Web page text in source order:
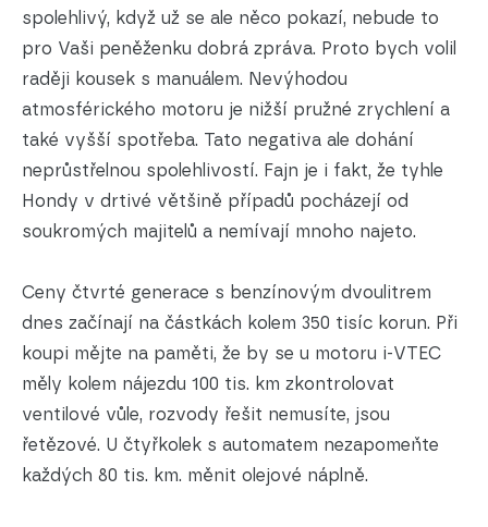
spolehlivý, když už se ale něco pokazí, nebude to
pro Vaši peněženku dobrá zpráva. Proto bych volil
raději kousek s manuálem. Nevýhodou
atmosférického motoru je nižší pružné zrychlení a
také vyšší spotřeba. Tato negativa ale dohání
neprůstřelnou spolehlivostí. Fajn je i fakt, že tyhle
Hondy v drtivé většině případů pocházejí od
soukromých majitelů a nemívají mnoho najeto.
Ceny čtvrté generace s benzínovým dvoulitrem
dnes začínají na částkách kolem 350 tisíc korun. Při
koupi mějte na paměti, že by se u motoru i-VTEC
měly kolem nájezdu 100 tis. km zkontrolovat
ventilové vůle, rozvody řešit nemusíte, jsou
řetězové. U čtyřkolek s automatem nezapomeňte
každých 80 tis. km. měnit olejové náplně.